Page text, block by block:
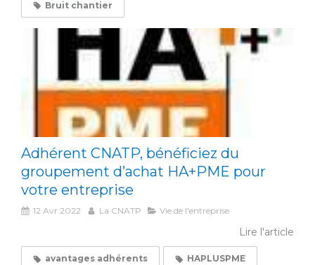
Bruit chantier
Adhérent CNATP, bénéficiez du
groupement d’achat HA+PME pour
votre entreprise
12 Avr 2022 La CNATP Vie de l'entreprise
Lire l'article
avantages adhérents HAPLUSPME